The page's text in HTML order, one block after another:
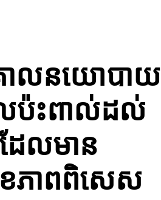
ោលនយោបាយ
ប៉ះពាល់ដល់
ែលមាន
ខភាពពិសេស